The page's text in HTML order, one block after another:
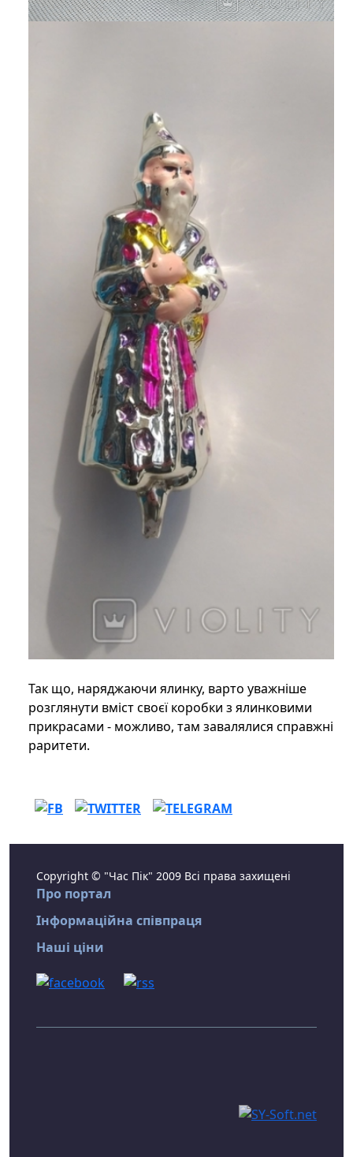
Так що, наряджаючи ялинку, варто уважніше
розглянути вміст своєї коробки з ялинковими
прикрасами - можливо, там завалялися справжні
раритети.
Copyright © "Час Пік" 2009 Всі права захищені
Про портал
Інформаційна співпраця
Наші ціни